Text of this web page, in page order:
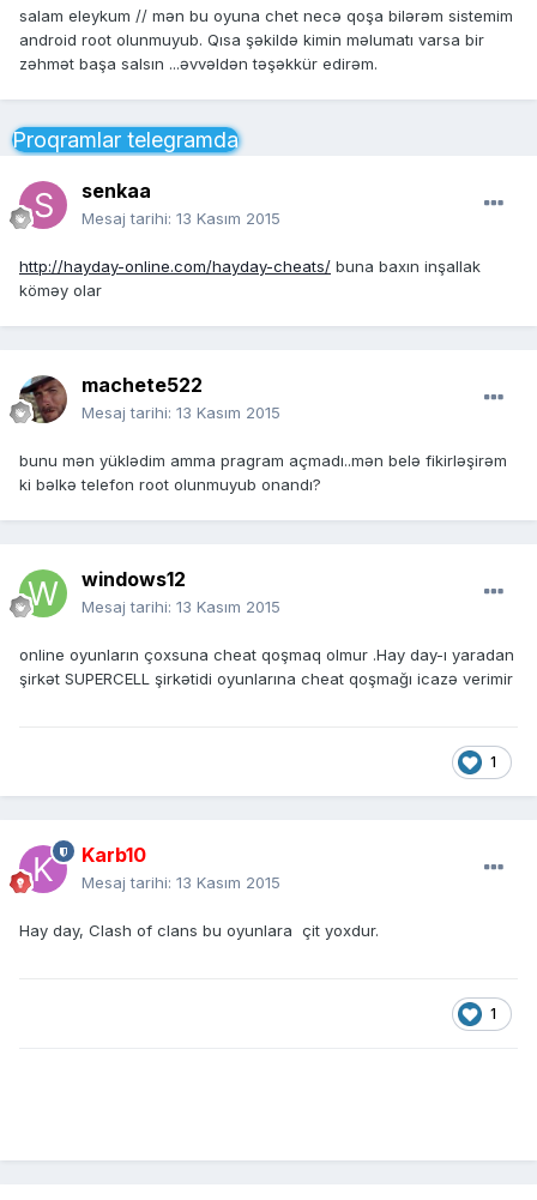
salam eleykum // mən bu oyuna chet necə qoşa bilərəm sistemim
android root olunmuyub. Qısa şəkildə kimin məlumatı varsa bir
zəhmət başa salsın ...əvvəldən təşəkkür edirəm.
Proqramlar telegramda
senkaa
Mesaj tarihi: 13 Kasım 2015
http://hayday-online.com/hayday-cheats/ buna baxın inşallak
köməy olar
machete522
Mesaj tarihi: 13 Kasım 2015
bunu mən yüklədim amma pragram açmadı..mən belə fikirləşirəm
ki bəlkə telefon root olunmuyub onandı?
windows12
Mesaj tarihi: 13 Kasım 2015
online oyunların çoxsuna cheat qoşmaq olmur .Hay day-ı yaradan
şirkət SUPERCELL şirkətidi oyunlarına cheat qoşmağı icazə verimir
1
Karb10
Mesaj tarihi: 13 Kasım 2015
Hay day, Clash of clans bu oyunlara çit yoxdur.
1